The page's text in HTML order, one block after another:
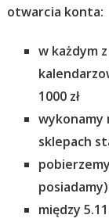
otwarcia konta:
w każdym
1000 zł
wykonamy
sklepach
między